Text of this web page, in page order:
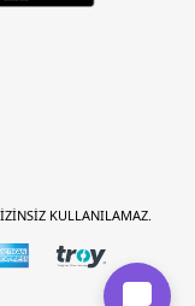
KULLANILAMAZ.